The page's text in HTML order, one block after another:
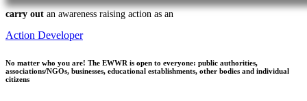
carry out an awareness raising action as an
Action Developer
No matter who you are! The EWWR is open to everyone: public authorities,
associations/NGOs, businesses, educational establishments, other bodies and individual
citizens